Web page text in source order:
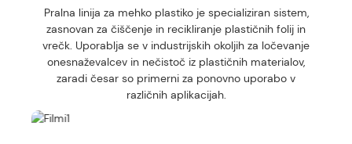
Pralna linija za mehko plastiko je specializiran sistem,
zasnovan za čiščenje in recikliranje plastičnih folij in
vrečk. Uporablja se v industrijskih okoljih za ločevanje
onesnaževalcev in nečistoč iz plastičnih materialov,
zaradi česar so primerni za ponovno uporabo v
različnih aplikacijah.